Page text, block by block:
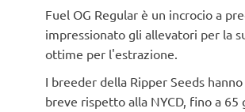
Fuel OG Regular è un incrocio a
impressionato gli allevatori per la
ottime per l'estrazione.
I breeder della Ripper Seeds
breve rispetto alla NYCD, fino a